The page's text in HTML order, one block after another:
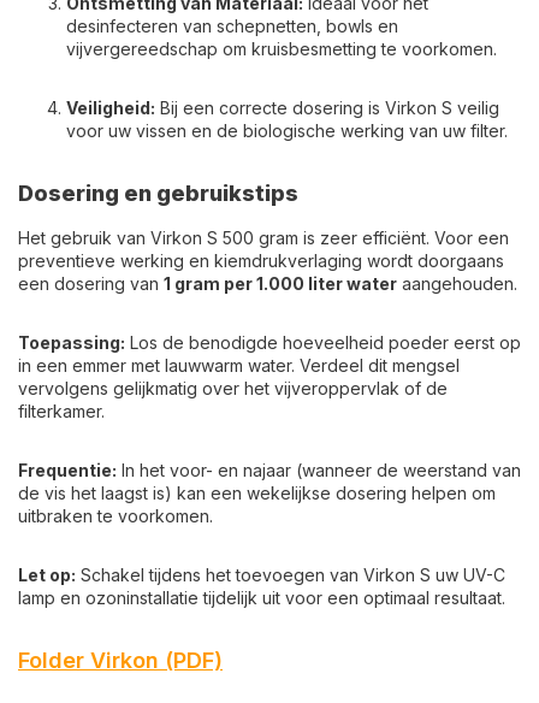
desinfecteren van schepnetten, bowls en
vijvergereedschap om kruisbesmetting te voorkomen.
Veiligheid: Bij een correcte dosering is Virkon S veilig
voor uw vissen en de biologische werking van uw filter.
Dosering en gebruikstips
Het gebruik van Virkon S 500 gram is zeer efficiënt. Voor een
preventieve werking en kiemdrukverlaging wordt doorgaans
een dosering van 1 gram per 1.000 liter water aangehouden.
Toepassing: Los de benodigde hoeveelheid poeder eerst op
in een emmer met lauwwarm water. Verdeel dit mengsel
vervolgens gelijkmatig over het vijveroppervlak of de
filterkamer.
Frequentie: In het voor- en najaar (wanneer de weerstand van
de vis het laagst is) kan een wekelijkse dosering helpen om
uitbraken te voorkomen.
Let op: Schakel tijdens het toevoegen van Virkon S uw UV-C
lamp en ozoninstallatie tijdelijk uit voor een optimaal resultaat.
Folder Virkon (PDF)